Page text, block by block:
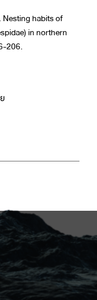
habits of
in northern
206.